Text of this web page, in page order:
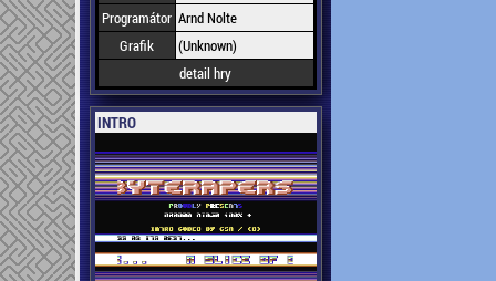
Programátor Arnd Nolte
Grafik
(Unknown)
detail hry
INTRO